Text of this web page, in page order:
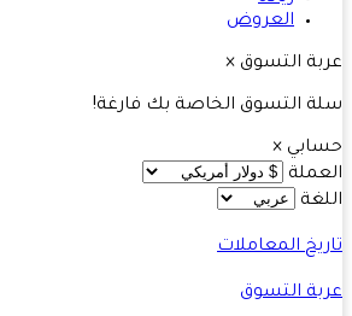
العروض
التسوق ×
التسوق الخاصة بك فارغة!
×
المعاملات
التسوق